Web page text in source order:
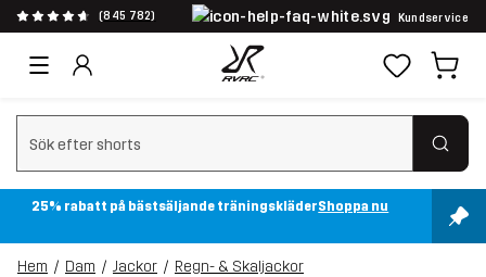
(845 782) Kundservice
Rensa sök
25% rabatt på bästsäljande träningskläderShoppa nu
Hem Dam Jackor Regn- & Skaljackor